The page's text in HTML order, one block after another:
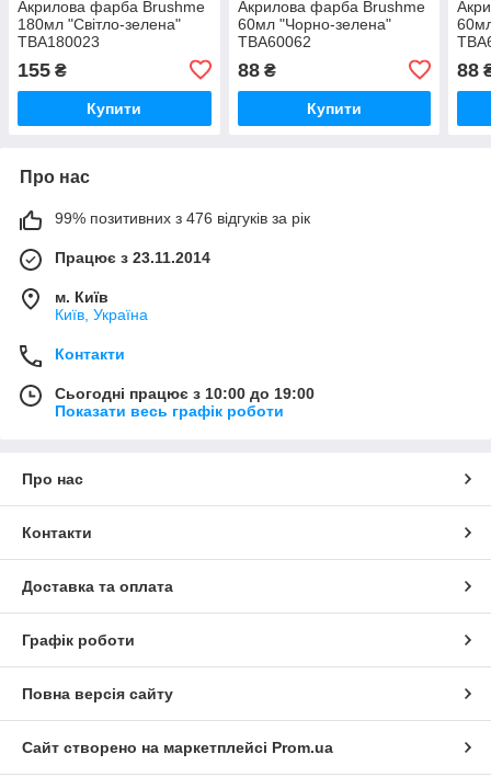
Акрилова фарба Brushme
180мл "Світло-зелена"
TBA180023
155 ₴
Купити
Акрилова фарба Brushme
60мл "Чорно-зелена"
TBA60062
88₴
Купити
88
Про нас
99% позитивних з 476 відгуків за рік
Працює з 23.11.2014
м. Київ
Київ, Україна
Контакти
Сьогодні працює з 10:00 до 19:00
Показати весь графік роботи
Про нас
Контакти
Доставка та оплата
Графік роботи
Повна версія сайту
Сайт створено на маркетплейсі Prom.ua